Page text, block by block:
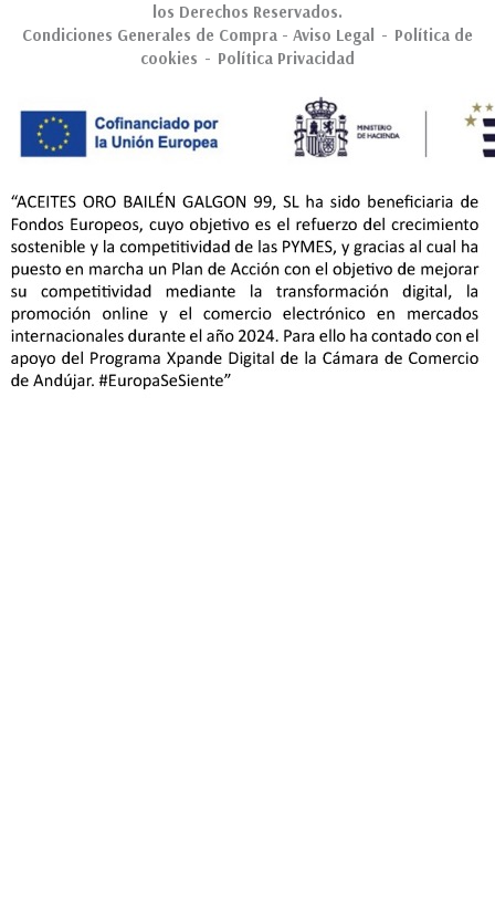
los Derechos Reservados.
Condiciones Generales de Compra - Aviso Legal - Política de
cookies - Política Privacidad